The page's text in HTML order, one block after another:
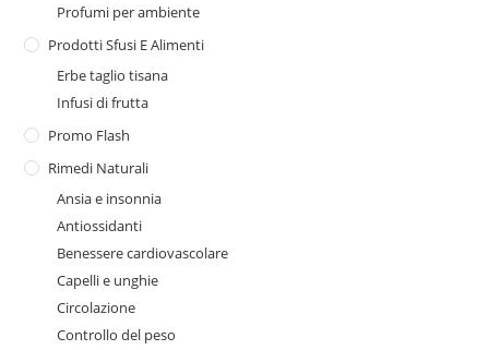
Profumi per ambiente
Prodotti Sfusi E Alimenti
Erbe taglio tisana
Infusi di frutta
Promo Flash
Rimedi Naturali
Ansia e insonnia
Antiossidanti
Benessere cardiovascolare
Capelli e unghie
Circolazione
Controllo del peso